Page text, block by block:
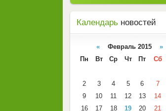
Календарь новостей
«Февраль 2015 »
Пн
Вт Ср Чт Пт Сб
2
3 4 5 6 7
9
10 11 12 13 14
16
17 18 19 20 21